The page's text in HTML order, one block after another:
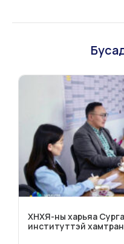
ХНХЯ-ны харьяа
институттэй